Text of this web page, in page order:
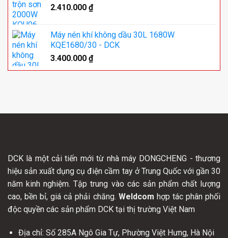
2.410.000 ₫
Máy nén khí không dầu 30L 1680W
KQE1680/30 - DCK
3.400.000 ₫
DCK là một cải tiến mới từ nhà máy DONGCHENG - thương
hiệu sản xuất dụng cụ điện cầm tay ở Trung Quốc với gần 30
năm kinh nghiệm. Tập trung vào các sản phẩm chất lượng
cao, bền bỉ, giá cả phải chăng. Weldcom hợp tác phân phối
độc quyền các sản phẩm DCK tại thị trường Việt Nam
Địa chỉ: Số 285A Ngô Gia Tự, Phường Việt Hưng, Hà Nội